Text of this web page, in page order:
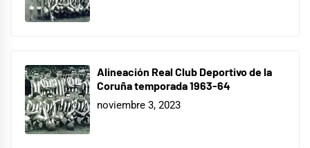
Alineación Real Club Deportivo de la
Coruña temporada 1963-64
noviembre 3, 2023